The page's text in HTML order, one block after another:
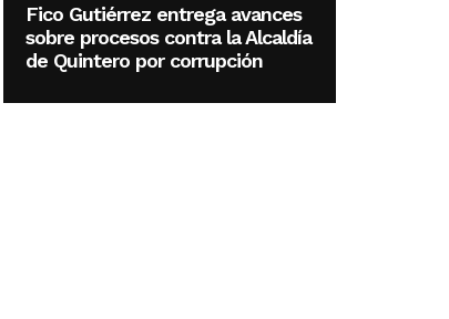
Fico Gutiérrez entrega avances
sobre procesos contra la Alcaldía
de Quintero por corrupción